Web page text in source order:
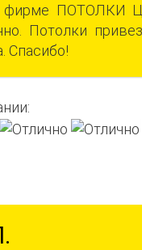
фирме ПОТОЛКИ
Потолки
Спасибо!